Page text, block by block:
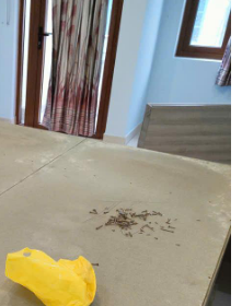
các hệ tủ âm tường gắn chặt
lực nhạy cảm luôn đặt ra
gia chủ. Chuyển nhà Khôi
bọc lót bảo vệ và tái lắp đặt
hiện đại chuyên nghiệp tận
chuẩn xác, thần tốc và
của gia đình bạn với mức chi
cần tư vấn phương án và nhận
hỗ trợ liên tục hai mươi tư trên
hoặc số hotline 0972 366 628
Khôi Nguyên.